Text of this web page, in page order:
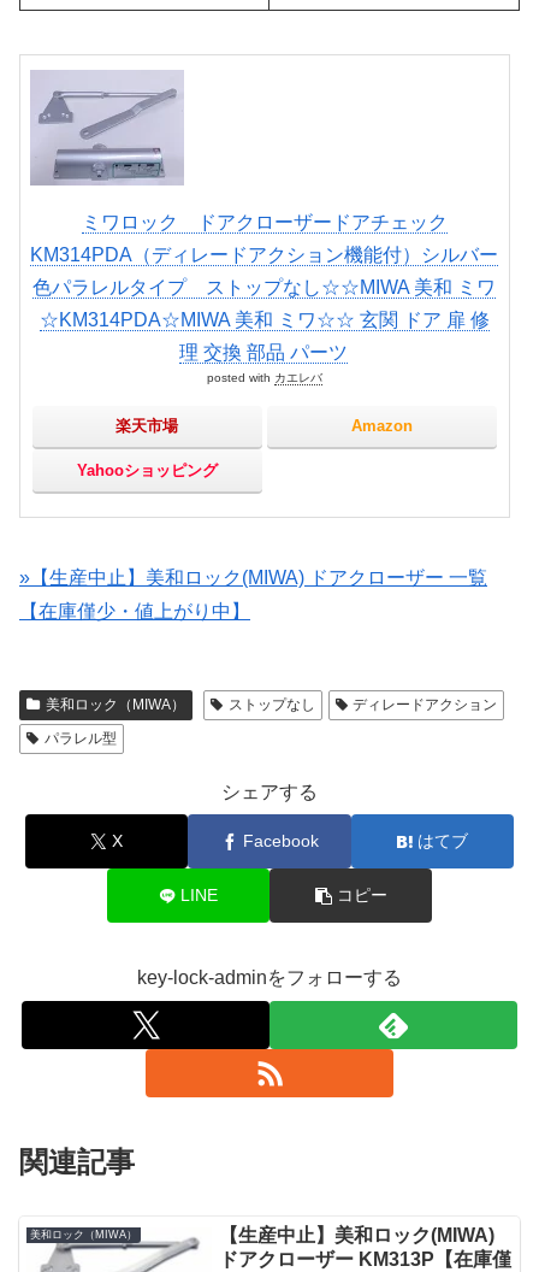
ミワロック ドアクローザードアチェック
KM314PDA（ディレードアクション機能付）シルバー
色パラレルタイプ ストップなし☆☆MIWA 美和 ミワ
☆KM314PDA☆MIWA 美和 ミワ☆☆ 玄関 ドア 扉 修
理 交換 部品 パーツ
posted with カエレバ
楽天市場 Amazon
Yahooショッピング
»【生産中止】美和ロック(MIWA) ドアクローザー 一覧
【在庫僅少・値上がり中】
美和ロック（MIWA） ストップなし
ディレードアクション
パラレル型
シェアする
X Facebook はてブ
LINE コピー
key-lock-adminをフォローする
関連記事
美和ロック（MIWA）
【生産中止】美和ロック(MIWA)
ドアクローザー KM313P【在庫僅